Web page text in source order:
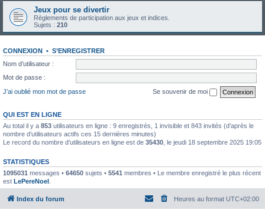
Jeux pour se divertir
Règlements de participation aux jeux et indices.
Sujets : 210
CONNEXION • S’ENREGISTRER
Nom d’utilisateur :
Mot de passe :
J’ai oublié mon mot de passe
Se souvenir de moi
QUI EST EN LIGNE
Au total il y a 853 utilisateurs en ligne : 9 enregistrés, 1 invisible et 843 invités (d’après le
nombre d’utilisateurs actifs ces 15 dernières minutes)
Le record du nombre d’utilisateurs en ligne est de 35430 , le jeudi 18 septembre 2025 19:05
STATISTIQUES
1095031 messages • 64650 sujets • 5541 membres • Le membre enregistré le plus récent
est LePereNoel
Index du forum Heures au format UTC+02:00